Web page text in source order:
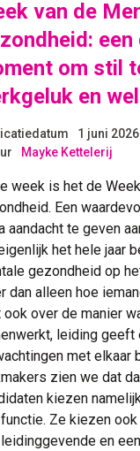
van de
een
om stil
en
1 juni 2026
Mayke Kettelerij
week is het de
Een
aandacht te geven
het hele jaar
gezondheid op
dan alleen hoe
ook over de manier
leiding geeft
met elkaar
zien we dat
kiezen
Ze kiezen
en